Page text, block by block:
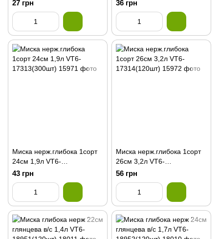
27 грн 36 грн
Миска нерж.глибока 1сорт
24см 1,9л VT6-
17313(300шт)
43 грн
Миска нерж.глибока 1сорт
26см 3,2л VT6-
17314(120шт)
56 грн